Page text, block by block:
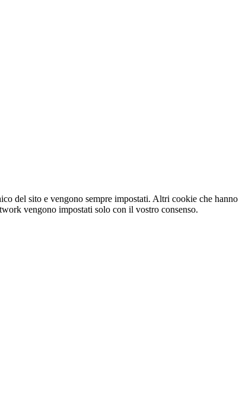
del sito e vengono sempre impostati. Altri cookie che
vengono impostati solo con il vostro consenso.